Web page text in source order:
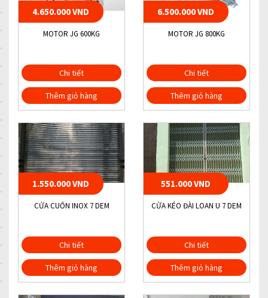
4.650.000 VND
MOTOR JG 600KG
Chi tiết
Thêm giỏ hàng
6.500.000 VND
MOTOR JG 800KG
Chi tiết
Thêm giỏ hàng
1.550.000 VND
CỬA CUỐN INOX 7 DEM
Chi tiết
Thêm giỏ hàng
551.000 VND
CỬA KÉO ĐÀI LOAN U 7 DEM
Chi tiết
Thêm giỏ hàng